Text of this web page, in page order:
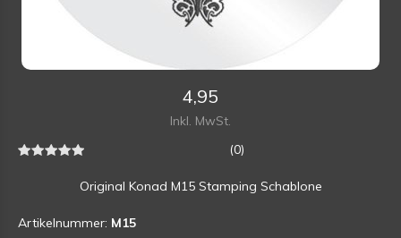
4,95
Inkl. MwSt.
(0)
Original Konad M15 Stamping Schablone
Artikelnummer: M15